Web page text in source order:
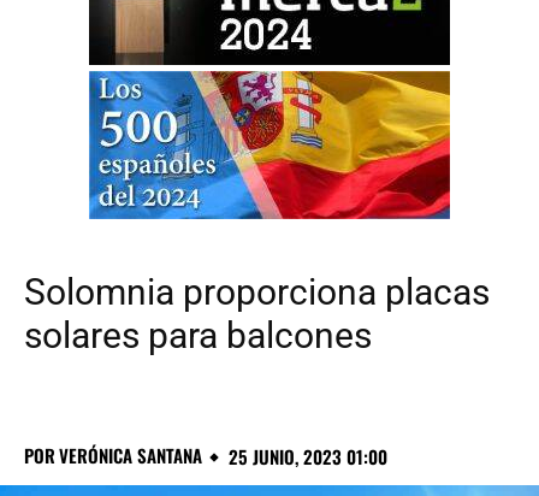
Solomnia proporciona placas
solares para balcones
PORVERÓNICA SANTANA 25 JUNIO, 2023 01:00